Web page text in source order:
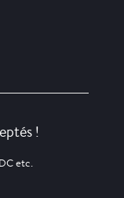
!
etc.